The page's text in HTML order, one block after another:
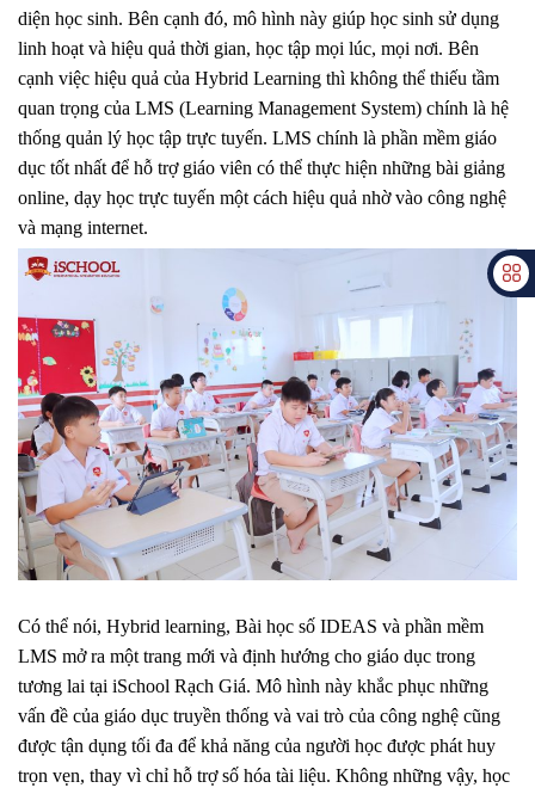
diện học sinh. Bên cạnh đó, mô hình này giúp học sinh sử dụng
linh hoạt và hiệu quả thời gian, học tập mọi lúc, mọi nơi. Bên
cạnh việc hiệu quả của Hybrid Learning thì không thể thiếu tầm
quan trọng của LMS (Learning Management System) chính là hệ
thống quản lý học tập trực tuyến. LMS chính là phần mềm giáo
dục tốt nhất để hỗ trợ giáo viên có thể thực hiện những bài giảng
online, dạy học trực tuyến một cách hiệu quả nhờ vào công nghệ
và mạng internet.
Có thể nói, Hybrid learning, Bài học số IDEAS và phần mềm
LMS mở ra một trang mới và định hướng cho giáo dục trong
tương lai tại iSchool Rạch Giá. Mô hình này khắc phục những
vấn đề của giáo dục truyền thống và vai trò của công nghệ cũng
được tận dụng tối đa để khả năng của người học được phát huy
trọn vẹn, thay vì chỉ hỗ trợ số hóa tài liệu. Không những vậy, học